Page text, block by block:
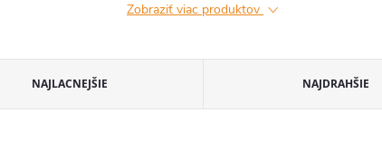
Zobraziť viac produktov
NAJLACNEJŠIE NAJDRAHŠIE